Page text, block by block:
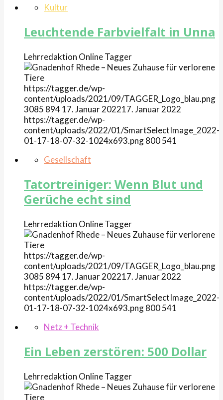
Kultur
Leuchtende Farbvielfalt in Unna
Lehrredaktion OnlineTagger
https://tagger.de/wp-
content/uploads/2021/09/TAGGER_Logo_blau.png
3085 89417. Januar 202217. Januar 2022
https://tagger.de/wp-
content/uploads/2022/01/SmartSelectImage_2022-
01-17-18-07-32-1024x693.png800541
Gesellschaft
Tatortreiniger: Wenn Blut und
Gerüche echt sind
Lehrredaktion OnlineTagger
https://tagger.de/wp-
content/uploads/2021/09/TAGGER_Logo_blau.png
3085 89417. Januar 202217. Januar 2022
https://tagger.de/wp-
content/uploads/2022/01/SmartSelectImage_2022-
01-17-18-07-32-1024x693.png800541
Netz + Technik
Ein Leben zerstören: 500 Dollar
Lehrredaktion OnlineTagger